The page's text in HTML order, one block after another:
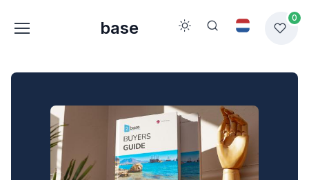
base
0